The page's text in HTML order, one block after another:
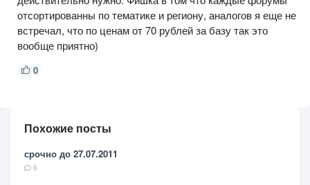
отсортированны по тематике и региону, аналогов я еще не
встречал, что по ценам от 70 рублей за базу так это
вообще приятно)
0
Похожие посты
срочно до 27.07.2011
6